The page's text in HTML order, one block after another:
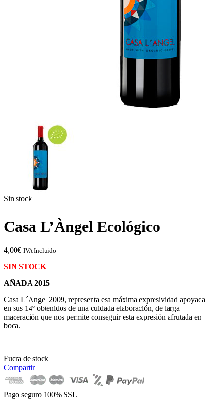
Sin stock
Casa L’Àngel Ecológico
4,00€ IVA Incluido
SIN STOCK
AÑADA 2015
Casa L´Angel 2009, representa esa máxima expresividad apoyada
en sus 14º obtenidos de una cuidada elaboración, de larga
maceración que nos permite conseguir esta expresión afrutada en
boca.
Fuera de stock
Compartir
Pago seguro 100% SSL